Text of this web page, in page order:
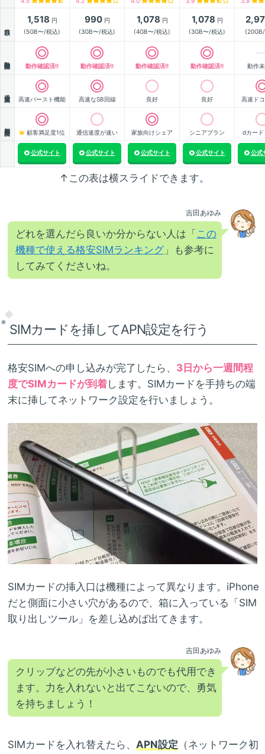
1,518 円
(5GB〜/税込)
990円
(3GB〜/税込)
1,078 円
(4GB〜/税込)
1,078 円
(3GB〜/税込)
動作確認済!! 動作確認済!! 動作確認済!! 動作確認済!! 動作
高速バースト機能 高速なSB回線 良好 良好 高速ド
顧客満足度1位 通信速度が速い 家族向けシェア シニアプラン dカード
公式サイト 公式サイト 公式サイト 公式サイト 公式
↑この表は横スライドできます。
吉田あゆみ
どれを選んだら良いか分からない人は「 この
機種で使える格安SIMランキング 」も参考に
してみてくださいね。
SIMカードを挿してAPN設定を行う
格安SIMへの申し込みが完了したら、 3日から一週間程
度でSIMカードが到着します。SIMカードを手持ちの端
末に挿してネットワーク設定を行いましょう。
SIMカードの挿入口は機種によって異なります。iPhone
だと側面に小さい穴があるので、箱に入っている「SIM
取り出しツール」を差し込めば出てきます。
吉田あゆみ
クリップなどの先が小さいものでも代用でき
ます。力を入れないと出てこないので、勇気
を持ちましょう！
SIMカードを入れ替えたら、 APN設定 （ネットワーク初